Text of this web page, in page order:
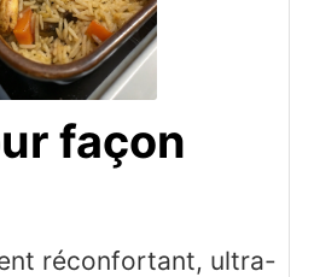
façon
réconfortant, ultra-